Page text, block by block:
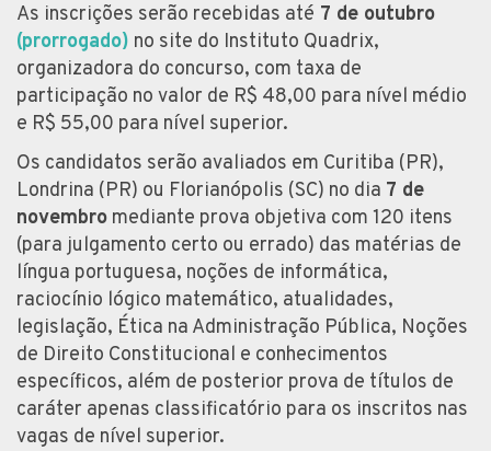
As inscrições serão recebidas até 7 de outubro
(prorrogado) no site do Instituto Quadrix,
organizadora do concurso, com taxa de
participação no valor de R$ 48,00 para nível médio
e R$ 55,00 para nível superior.
Os candidatos serão avaliados em Curitiba (PR),
Londrina (PR) ou Florianópolis (SC) no dia 7 de
novembro mediante prova objetiva com 120 itens
(para julgamento certo ou errado) das matérias de
língua portuguesa, noções de informática,
raciocínio lógico matemático, atualidades,
legislação, Ética na Administração Pública, Noções
de Direito Constitucional e conhecimentos
específicos, além de posterior prova de títulos de
caráter apenas classificatório para os inscritos nas
vagas de nível superior.